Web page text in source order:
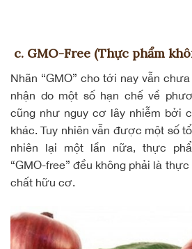
c. GMO-Free (Thực phẩm
Nhãn “GMO” cho tới nay vẫn
nhận do một số hạn chế về
cũng như nguy cơ lây nhiễm bởi
khác. Tuy nhiên vẫn được một số
nhiên lại một lần nữa, thực
“GMO-free” đều không phải là
chất hữu cơ.